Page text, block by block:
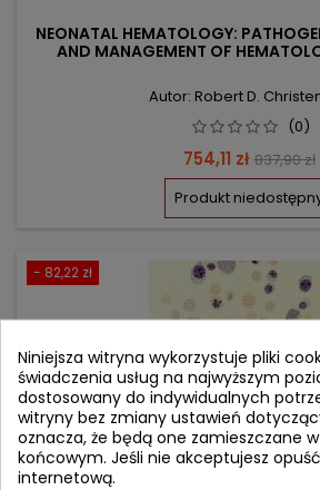
NEONATAL HEMATOLOGY:
AND MANAGEMENT OF
Autor: Robert D.
(0)
Cena
754,11 zł Cena
837,90 zł
Produkt
- 82,22 zł
Niniejsza witryna wykorzystuje pliki
świadczenia usług na najwyższym
dostosowany do indywidualnych
witryny bez zmiany ustawień
oznacza, że będą one zamieszczane
końcowym. Jeśli nie akceptujesz
internetową.